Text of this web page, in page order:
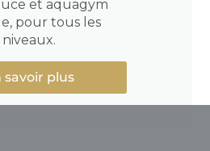
et aquagym
pour tous les
niveaux.
savoir plus